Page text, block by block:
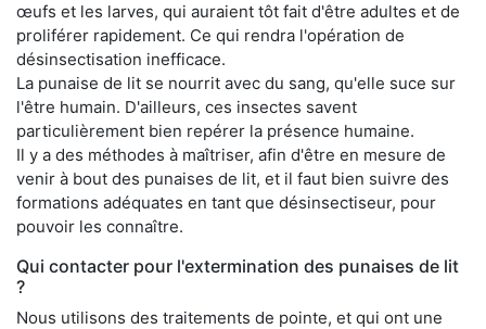
œufs et les larves, qui auraient tôt fait d'être adultes et de
proliférer rapidement. Ce qui rendra l'opération de
désinsectisation inefficace.
La punaise de lit se nourrit avec du sang, qu'elle suce sur
l'être humain. D'ailleurs, ces insectes savent
particulièrement bien repérer la présence humaine.
Il y a des méthodes à maîtriser, afin d'être en mesure de
venir à bout des punaises de lit, et il faut bien suivre des
formations adéquates en tant que désinsectiseur, pour
pouvoir les connaître.
Qui contacter pour l'extermination des punaises de lit
?
Nous utilisons des traitements de pointe, et qui ont une